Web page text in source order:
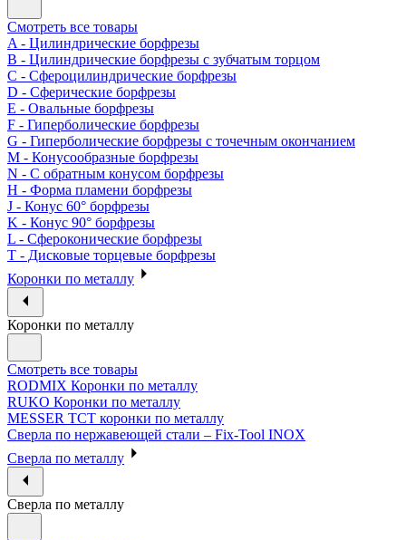
Смотреть все товары
A - Цилиндрические борфрезы
B - Цилиндрические борфрезы с зубчатым торцом
C - Сфероцилиндрические борфрезы
D - Сферические борфрезы
E - Овальные борфрезы
F - Гиперболические борфрезы
G - Гиперболические борфрезы с точечным окончанием
M - Конусообразные борфрезы
N - С обратным конусом борфрезы
H - Форма пламени борфрезы
J - Конус 60° борфрезы
K - Конус 90° борфрезы
L - Сфероконические борфрезы
T - Дисковые торцевые борфрезы
Коронки по металлу
Коронки по металлу
Смотреть все товары
RODMIX Коронки по металлу
RUKO Коронки по металлу
MESSER ТСТ коронки по металлу
Сверла по нержавеющей стали – Fix-Tool INOX
Сверла по металлу
Сверла по металлу